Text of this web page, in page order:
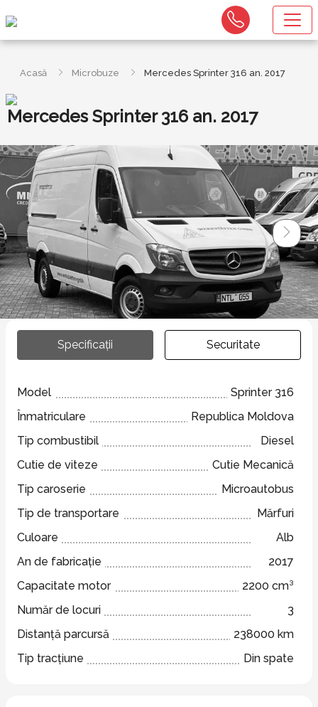
Acasă Microbuze Mercedes Sprinter 316 an. 2017
Mercedes Sprinter 316 an. 2017
Specificații Securitate
Model
Sprinter 316
Înmatriculare
Republica Moldova
Tip combustibil
Diesel
Cutie de viteze
Cutie Mecanică
Tip caroserie
Microautobus
Tip de transportare
Mărfuri
Culoare
Alb
An de fabricație
2017
Capacitate motor
2200 cm³
Număr de locuri
3
Distanță parcursă
238000 km
Tip tracțiune
Din spate